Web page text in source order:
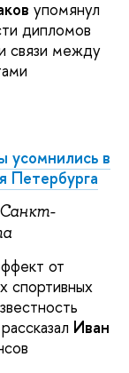
упомянул
дипломов
связи между
усомнились в
Петербурга
от
спортивных
Иван